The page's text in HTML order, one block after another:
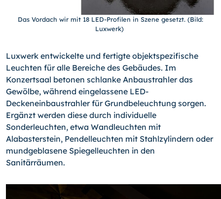
Das Vordach wir mit 18 LED-Profilen in Szene gesetzt. (Bild:
Luxwerk)
Luxwerk entwickelte und fertigte objektspezifische
Leuchten für alle Bereiche des Gebäudes. Im
Konzertsaal betonen schlanke Anbaustrahler das
Gewölbe, während eingelassene LED-
Deckeneinbaustrahler für Grundbeleuchtung sorgen.
Ergänzt werden diese durch individuelle
Sonderleuchten, etwa Wandleuchten mit
Alabasterstein, Pendelleuchten mit Stahlzylindern oder
mundgeblasene Spiegelleuchten in den
Sanitärräumen.